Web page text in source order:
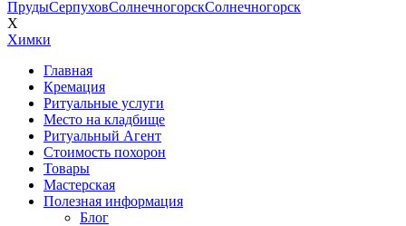
ПрудыСерпуховСолнечногорскСолнечногорск
Х
Химки
Главная
Кремация
Ритуальные услуги
Место на кладбище
Ритуальный Агент
Стоимость похорон
Товары
Мастерская
Полезная информация
Блог